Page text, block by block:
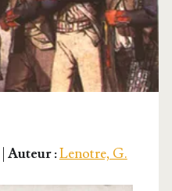
Auteur :Lenotre, G.